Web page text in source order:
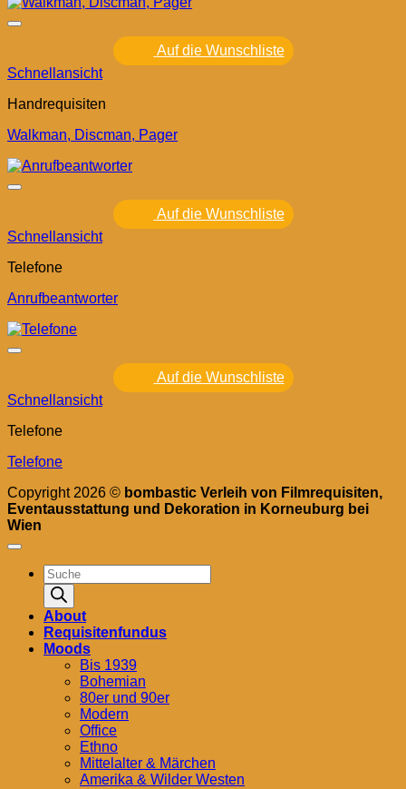
Auf die Wunschliste
Schnellansicht
Handrequisiten
Walkman, Discman, Pager
Auf die Wunschliste
Schnellansicht
Telefone
Anrufbeantworter
Auf die Wunschliste
Schnellansicht
Telefone
Telefone
Copyright 2026 © bombastic Verleih von Filmrequisiten,
Eventausstattung und Dekoration in Korneuburg bei
Wien
Products
search
About
Requisitenfundus
Moods
Bis 1939
Bohemian
80er und 90er
Modern
Office
Ethno
Mittelalter & Märchen
Amerika & Wilder Westen